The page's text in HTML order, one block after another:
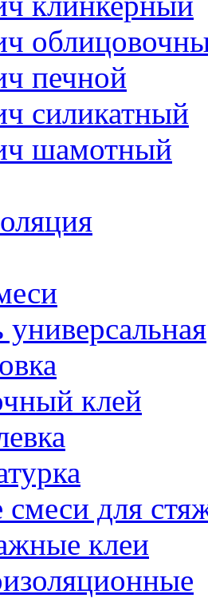
печной
силикатный
шамотный
клей
для
клеи